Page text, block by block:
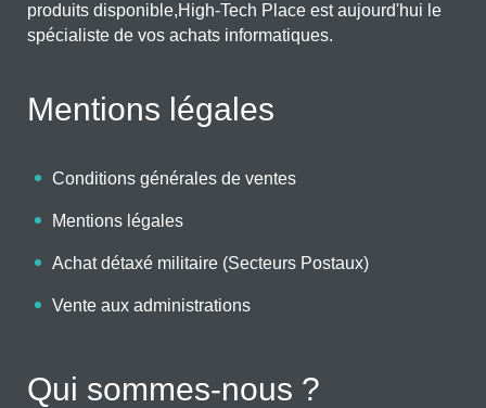
produits disponible,High-Tech Place est aujourd'hui le
spécialiste de vos achats informatiques.
Mentions légales
Conditions générales de ventes
Mentions légales
Achat détaxé militaire (Secteurs Postaux)
Vente aux administrations
Qui sommes-nous ?